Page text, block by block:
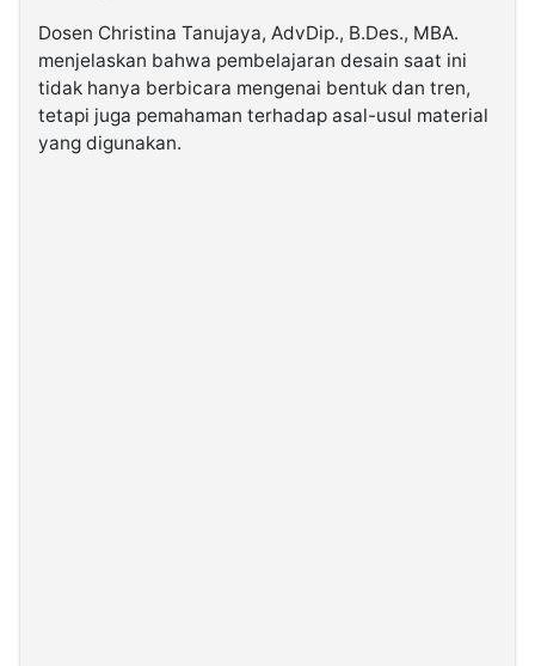
Dosen Christina Tanujaya, AdvDip., B.Des., MBA.
menjelaskan bahwa pembelajaran desain saat ini
tidak hanya berbicara mengenai bentuk dan tren,
tetapi juga pemahaman terhadap asal-usul material
yang digunakan.